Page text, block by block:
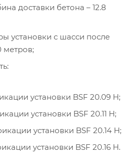
доставки бетона – 12.8
установки с шасси после
метров;
установки BSF 20.09 H;
установки BSF 20.11 H;
установки BSF 20.14 H;
установки BSF 20.16 H.